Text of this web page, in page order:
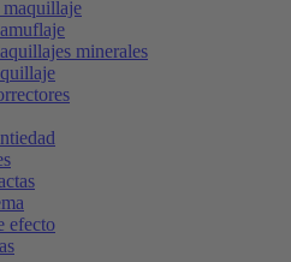
maquillaje
minerales
efecto